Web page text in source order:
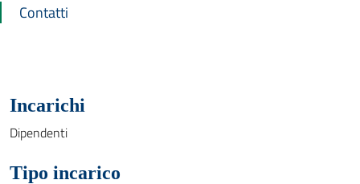
Contatti
Incarichi
Dipendenti
Tipo incarico